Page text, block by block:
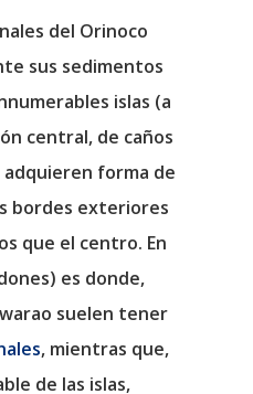
del Orinoco
sus sedimentos
islas (a
central, de caños
forma de
bordes exteriores
que el centro. En
es donde,
suelen tener
, mientras que,
de las islas,